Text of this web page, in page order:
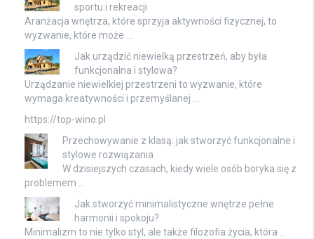
sportu i rekreacji
Aranżacja wnętrza, które sprzyja aktywności fizycznej, to
wyzwanie, które może …
Jak urządzić niewielką przestrzeń, aby była
funkcjonalna i stylowa?
Urządzanie niewielkiej przestrzeni to wyzwanie, które
wymaga kreatywności i przemyślanej …
https://top-wino.pl
Przechowywanie z klasą: jak stworzyć funkcjonalne i
stylowe rozwiązania
W dzisiejszych czasach, kiedy wiele osób boryka się z
problemem …
Jak stworzyć minimalistyczne wnętrze pełne
harmonii i spokoju?
Minimalizm to nie tylko styl, ale także filozofia życia, która …